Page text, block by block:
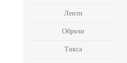
Ленти
Обръчи
Тикса